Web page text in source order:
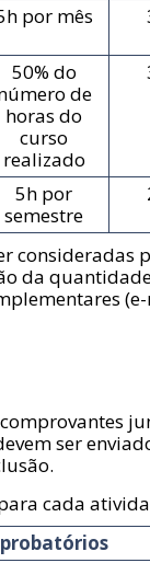
por mês
50% do
de
horas do
curso
realizado
5h por
semestre
consideradas
da
ser
cada